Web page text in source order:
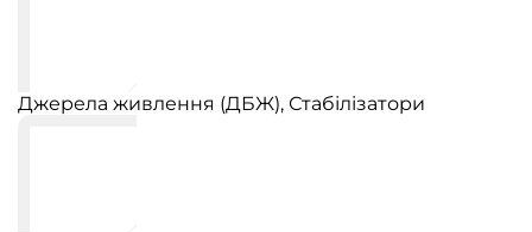
Джерела живлення (ДБЖ), Стабілізатори